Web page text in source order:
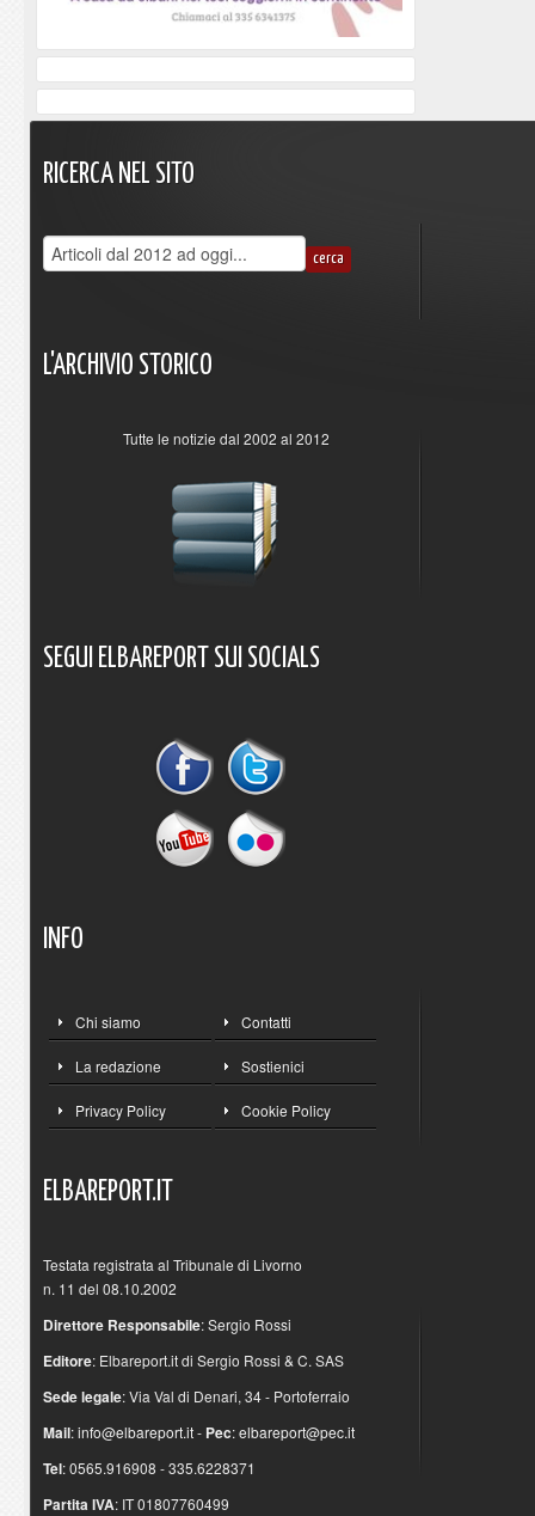
RICERCA NEL SITO
L'ARCHIVIO STORICO
Tutte le notizie dal 2002 al 2012
SEGUI ELBAREPORT SUI SOCIALS
INFO
Chi siamo Contatti
La redazione Sostienici
Privacy Policy Cookie Policy
ELBAREPORT.IT
Testata registrata al Tribunale di Livorno
n. 11 del 08.10.2002
Direttore Responsabile: Sergio Rossi
Editore: Elbareport.it di Sergio Rossi & C. SAS
Sede legale: Via Val di Denari, 34 - Portoferraio
Mail:info@elbareport.it- Pec:elbareport@pec.it
Tel: 0565.916908 - 335.6228371
Partita IVA: IT 01807760499